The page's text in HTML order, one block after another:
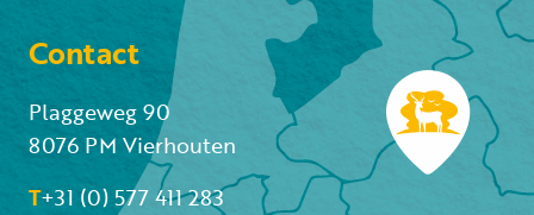
Contact
Plaggeweg 90
8076 PM Vierhouten
T+31 (0) 577 411 283